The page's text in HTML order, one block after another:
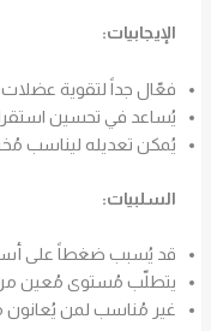
الإيجابيات:
فعّال جداً لتقوية عضلات
يُساعد في تحسين
يُمكن تعديله ليناسب
السلبيات:
قد يُسبب ضغطاً على
يتطلّب مُستوى مُعين من
غير مُناسب لمن